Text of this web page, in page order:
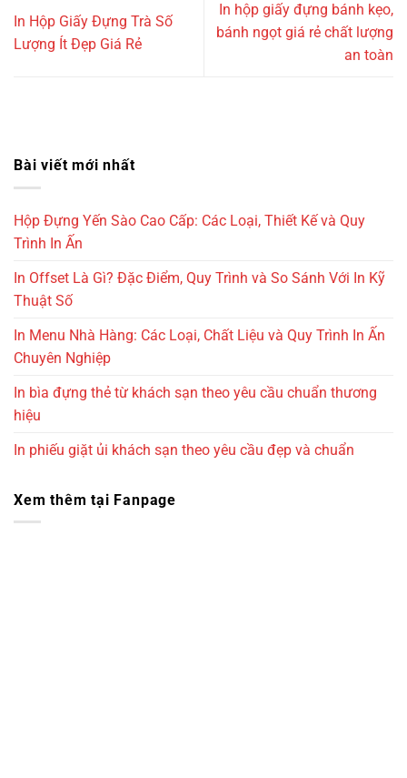
In Hộp Giấy Đựng Trà Số
Lượng Ít Đẹp Giá Rẻ
In hộp giấy đựng bánh kẹo,
bánh ngọt giá rẻ chất lượng
an toàn
Bài viết mới nhất
Hộp Đựng Yến Sào Cao Cấp: Các Loại, Thiết Kế và Quy
Trình In Ấn
In Offset Là Gì? Đặc Điểm, Quy Trình và So Sánh Với In Kỹ
Thuật Số
In Menu Nhà Hàng: Các Loại, Chất Liệu và Quy Trình In Ấn
Chuyên Nghiệp
In bìa đựng thẻ từ khách sạn theo yêu cầu chuẩn thương
hiệu
In phiếu giặt ủi khách sạn theo yêu cầu đẹp và chuẩn
Xem thêm tại Fanpage